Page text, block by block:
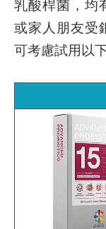
乳酸桿菌，均
或家人朋友受
可考慮試用以